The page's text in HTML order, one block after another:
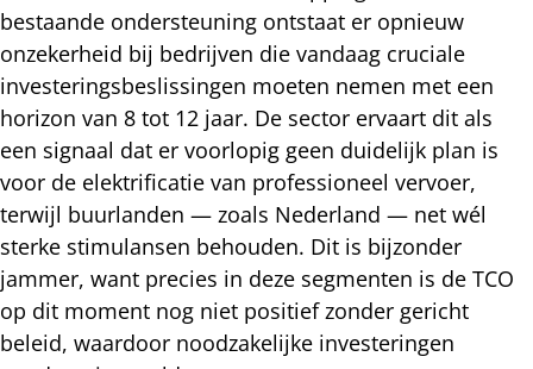
bestaande ondersteuning ontstaat er opnieuw
onzekerheid bij bedrijven die vandaag cruciale
investeringsbeslissingen moeten nemen met een
horizon van 8 tot 12 jaar. De sector ervaart dit als
een signaal dat er voorlopig geen duidelijk plan is
voor de elektrificatie van professioneel vervoer,
terwijl buurlanden — zoals Nederland — net wél
sterke stimulansen behouden. Dit is bijzonder
jammer, want precies in deze segmenten is de TCO
op dit moment nog niet positief zonder gericht
beleid, waardoor noodzakelijke investeringen